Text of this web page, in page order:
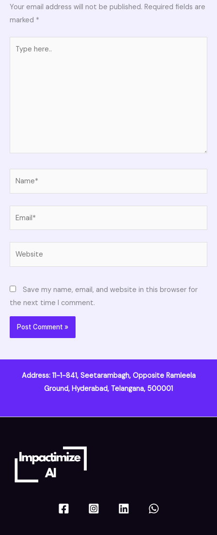
Your email address will not be published. Required fields are
marked *
Save my name, email, and website in this browser for
the next time I comment.
Address: 11-1-841, Seetarambagh, Opposite Ramleela
Ground, Hyderabad, Telangana, 500001